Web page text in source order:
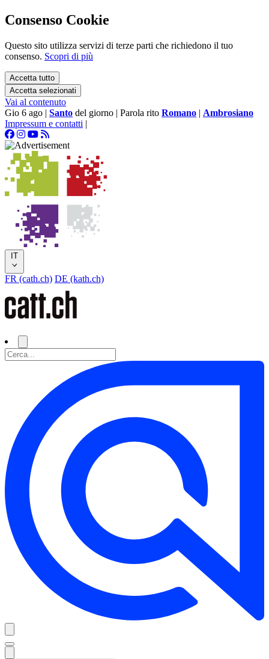
Consenso Cookie
Questo sito utilizza servizi di terze parti che richiedono il tuo
consenso. Scopri di più
Accetta tutto
Accetta selezionati
Vai al contenuto
Gio 6 ago | Santo del giorno | Parola rito Romano | Ambrosiano
Impressum e contatti |
IT
FR (cath.ch) DE (kath.ch)